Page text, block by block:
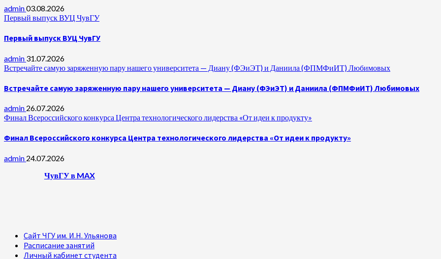
admin03.08.2026
Первый выпуск ВУЦ ЧувГУ
Первый выпуск ВУЦ ЧувГУ
admin 31.07.2026
Встречайте самую заряженную пару нашего университета — Диану (ФЭиЭТ) и Даниила (ФПМФиИТ) Любимовых
Встречайте самую заряженную пару нашего университета — Диану (ФЭиЭТ) и Даниила (ФПМФиИТ) Любимовых
admin 26.07.2026
Финал Всероссийского конкурса Центра технологического лидерства «От идеи к продукту»
Финал Всероссийского конкурса Центра технологического лидерства «От идеи к продукту»
admin 24.07.2026
ЧувГУ в MAX
Сайт ЧГУ им. И.Н. Ульянова
Расписание занятий
Личный кабинет студента